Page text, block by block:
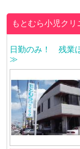
もとむら小児クリ
日勤のみ！ 残業
≫